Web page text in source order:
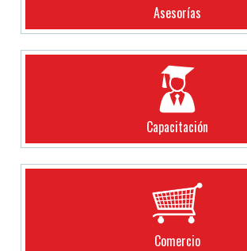
Asesorías
Capacitación
Comercio